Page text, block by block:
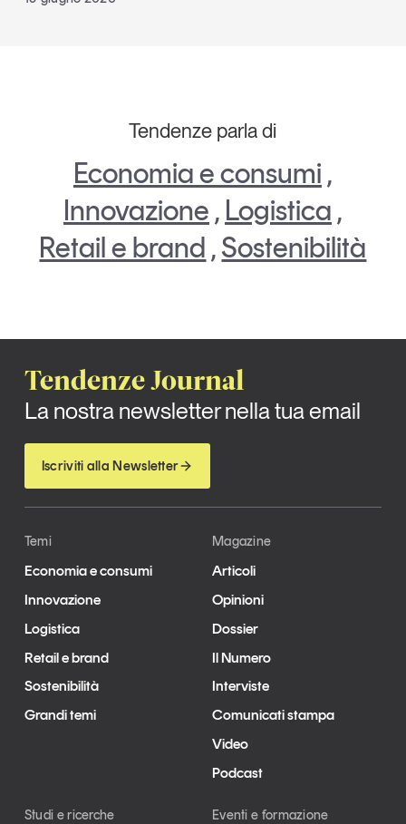
Tendenze parla di
Economia e consumi ,
Innovazione , Logistica ,
Retail e brand ,Sostenibilità
Tendenze Journal
La nostra newsletter nella tua email
Iscriviti alla Newsletter
Temi
Economia e consumi
Innovazione
Logistica
Retail e brand
Sostenibilità
Grandi temi
Magazine
Articoli
Opinioni
Dossier
Il Numero
Interviste
Comunicati stampa
Video
Podcast
Studi e ricerche Eventi e formazione